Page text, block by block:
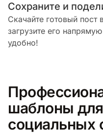
Сохраните и
Скачайте готовый
загрузите его
удобно!
шаблоны
социальных